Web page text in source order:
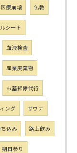
医療崩壊 仏教
シート
血液検査
産業廃棄物
お墓掃除代行
ング サウナ
込み 路上飲み
朔日参り